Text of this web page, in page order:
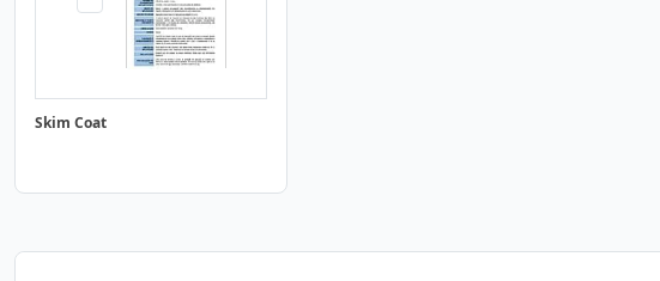
Skim Coat